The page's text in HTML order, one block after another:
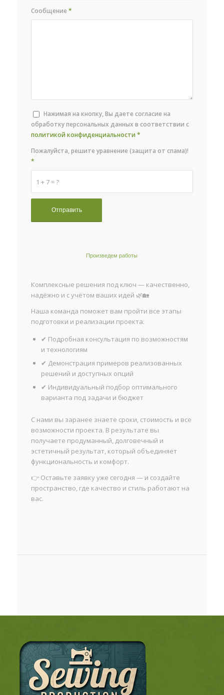
Сообщение*
Нажимая на кнопку, Вы даете согласие на
обработку персональных данных в соответствии с
политикой конфиденциальности *
1 + 7 = ?
Пожалуйста, решите уравнение (защита от спама)!
*
Произведем работы
Комплексные решения под ключ — качественно,
надёжно и с учётом ваших идей 🌿🏡
Наша команда поможет вам пройти все этапы
подготовки и реализации проекта:
✔ Подробная консультация по возможностям
и технологиям
✔ Демонстрация примеров реализованных
решений и доступных опций
✔ Индивидуальный подбор оптимального
варианта под задачи и бюджет
С нами вы заранее знаете сроки, стоимость и все
возможности проекта. В результате вы
получаете продуманный, долговечный и
эстетичный результат, который объединяет
функциональность и комфорт.
👉 Оставьте заявку уже сегодня — и создайте
пространство, где качество и стиль работают на
вас.